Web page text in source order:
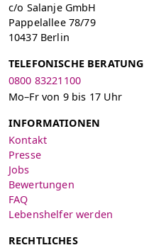
c/o Salanje GmbH
Pappelallee 78/79
10437 Berlin
TELEFONISCHE BERATUNG
0800 83221100
Mo–Fr von 9 bis 17 Uhr
INFORMATIONEN
Kontakt
Presse
Jobs
Bewertungen
FAQ
Lebenshelfer werden
RECHTLICHES